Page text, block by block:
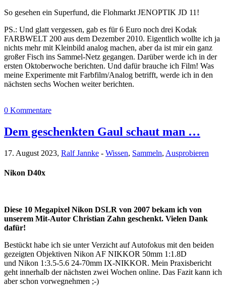
So gesehen ein Superfund, die Flohmarkt JENOPTIK JD 11!
PS.: Und glatt vergessen, gab es für 6 Euro noch drei Kodak
FARBWELT 200 aus dem Dezember 2010. Eigentlich wollte ich ja
nichts mehr mit Kleinbild analog machen, aber da ist mir ein ganz
großer Fisch ins Sammel-Netz gegangen. Darüber werde ich in der
ersten Oktoberwoche berichten. Und dafür brauche ich Film! Was
meine Experimente mit Farbfilm/Analog betrifft, werde ich in den
nächsten sechs Wochen weiter berichten.
0 Kommentare
Dem geschenkten Gaul schaut man …
17. August 2023, Ralf Jannke - Wissen, Sammeln, Ausprobieren
Nikon D40x
Diese 10 Megapixel Nikon DSLR von 2007 bekam ich von
unserem Mit-Autor Christian Zahn geschenkt. Vielen Dank
dafür!
Bestückt habe ich sie unter Verzicht auf Autofokus mit den beiden
gezeigten Objektiven Nikon AF NIKKOR 50mm 1:1.8D
und Nikon 1:3.5-5.6 24-70mm IX-NIKKOR. Mein Praxisbericht
geht innerhalb der nächsten zwei Wochen online. Das Fazit kann ich
aber schon vorwegnehmen ;-)